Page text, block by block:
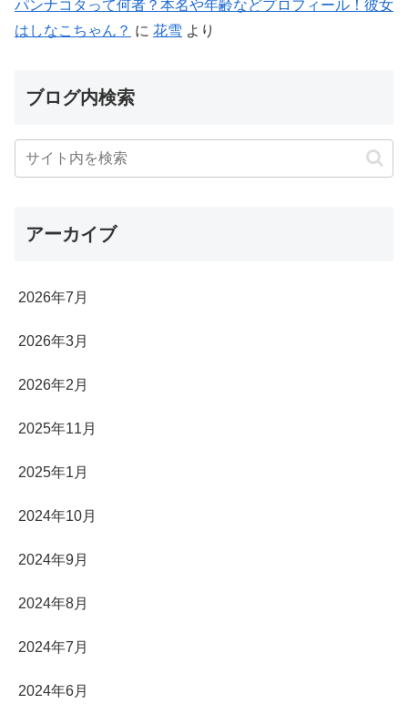
パンナコタって何者？本名や年齢などプロフィール！彼女
はしなこちゃん？ に 花雪 より
ブログ内検索
アーカイブ
2026年7月
2026年3月
2026年2月
2025年11月
2025年1月
2024年10月
2024年9月
2024年8月
2024年7月
2024年6月